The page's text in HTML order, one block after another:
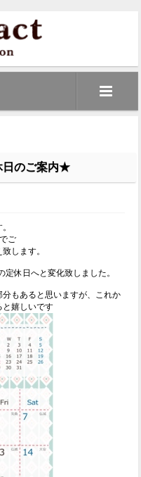
日のご案内★
ご
します。
休日へと変化致しました。
もあると思いますが、これか
と嬉しいです